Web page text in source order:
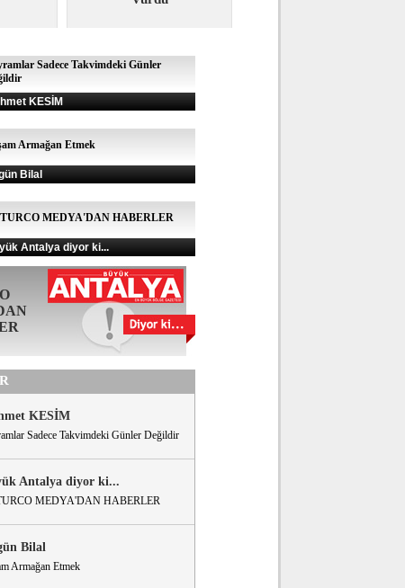
Sadece Takvimdeki Günler
KESİM
Armağan Etmek
Bilal
MEDYA'DAN HABERLER
Antalya diyor ki...
KESİM
Sadece Takvimdeki Günler Değildir
Antalya diyor ki...
MEDYA'DAN HABERLER
Bilal
Armağan Etmek